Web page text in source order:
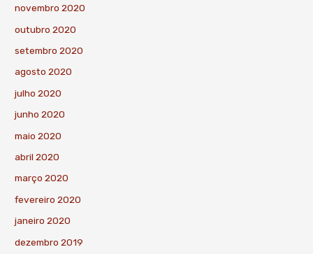
novembro 2020
outubro 2020
setembro 2020
agosto 2020
julho 2020
junho 2020
maio 2020
abril 2020
março 2020
fevereiro 2020
janeiro 2020
dezembro 2019